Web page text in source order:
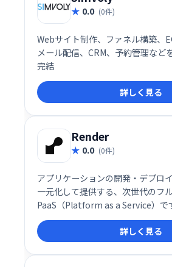
0.0 (0件)
Webサイト制作、ファネル構築、
メール配信、CRM、予約管理など
完結
詳しく見る
Render
0.0 (0件)
アプリケーションの開発・デプロ
一元化して提供する、次世代のフ
PaaS（Platform as a Service）で
詳しく見る